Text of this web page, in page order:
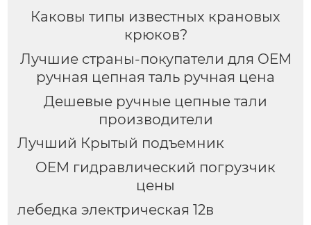
Каковы типы известных крановых
крюков?
Лучшие страны-покупатели для OEM
ручная цепная таль ручная цена
Дешевые ручные цепные тали
производители
Лучший Крытый подъемник
OEM гидравлический погрузчик
цены
лебедка электрическая 12в